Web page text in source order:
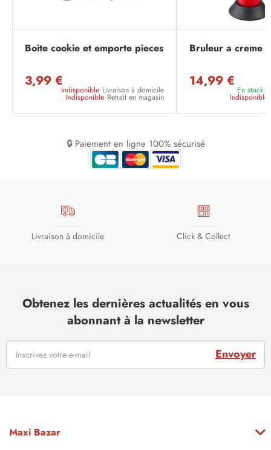
Boite cookie et emporte pieces
3,99 €
Indisponible Livraison à domicile
Indisponible Retrait en magasin
Bruleur a creme
14,99 €
En stock
Indisponible
🔒 Paiement en ligne 100% sécurisé
Livraison à domicile Click & Collect
Obtenez les dernières actualités en vous
abonnant à la newsletter
Envoyer
Maxi Bazar